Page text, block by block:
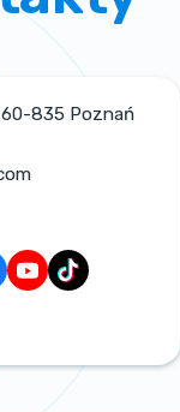
60-835 Poznań